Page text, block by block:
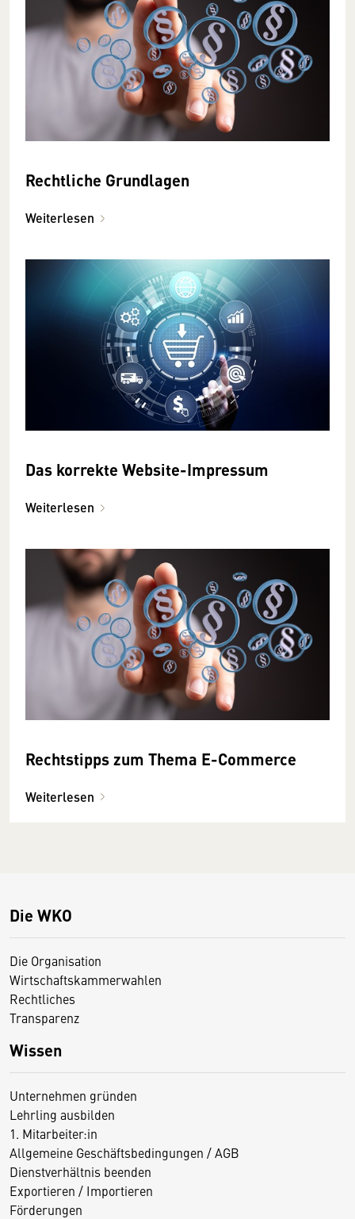
Rechtliche Grundlagen
Weiterlesen
Das korrekte Website-Impressum
Weiterlesen
Rechtstipps zum Thema E-Commerce
Weiterlesen
Die WKO
Die Organisation
Wirtschaftskammerwahlen
Rechtliches
Transparenz
Wissen
Unternehmen gründen
Lehrling ausbilden
1. Mitarbeiter:in
Allgemeine Geschäftsbedingungen / AGB
Dienstverhältnis beenden
Exportieren / Importieren
Förderungen